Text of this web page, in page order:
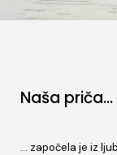
Naša priča…
… započela je iz